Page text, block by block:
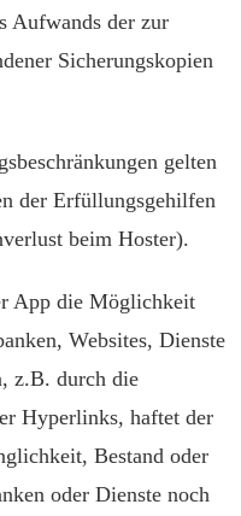
Aufwands der zur
Sicherungskopien
gelten
der Erfüllungsgehilfen
beim Hoster).
App die Möglichkeit
Websites, Dienste
z.B. durch die
Hyperlinks, haftet der
Bestand oder
oder Dienste noch